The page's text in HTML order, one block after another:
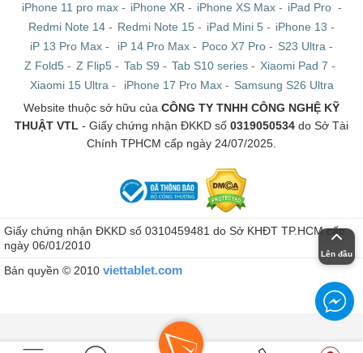
iPhone 11 pro max- iPhone XR- iPhone XS Max- iPad Pro -
Redmi Note 14 - Redmi Note 15 - iPad Mini 5 - iPhone 13 -
iP 13 Pro Max - iP 14 Pro Max - Poco X7 Pro - S23 Ultra -
Z Fold5 - Z Flip5 - Tab S9 - Tab S10 series - Xiaomi Pad 7 -
Xiaomi 15 Ultra- iPhone 17 Pro Max- Samsung S26 Ultra
Website thuộc sở hữu của CÔNG TY TNHH CÔNG NGHỆ KỸ
THUẬT VTL - Giấy chứng nhận ĐKKD số 0319050534 do Sở Tài
Chính TPHCM cấp ngày 24/07/2025.
Giấy chứng nhận ĐKKD số 0310459481 do Sở KHĐT TP.HCM cấp
ngày 06/01/2010
Bản quyền © 2010 viettablet.com
Lên đầu